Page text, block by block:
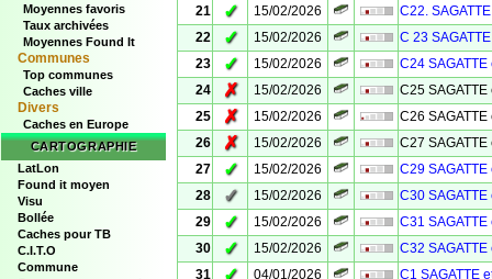
Moyennes favoris
Taux archivées
Moyennes Found It
Communes
Top communes
Caches ville
Divers
Caches en Europe
CARTOGRAPHIE
LatLon
Found it moyen
Visu
Bollée
Caches pour TB
C.I.T.O
Commune
21
✓ 15/02/2026
C22.
22
✓ 15/02/2026
C 23
23
✓ 15/02/2026
C24 SAGATTE
24
✗ 15/02/2026
C25 SAGATTE
25
✗ 15/02/2026
C26 SAGATTE
26
✗ 15/02/2026
C27 SAGATTE
27
✓ 15/02/2026
C29 SAGATTE
28
✓ 15/02/2026
C30 SAGATTE
29
✓ 15/02/2026
C31 SAGATTE
30
✓ 15/02/2026
C32 SAGATTE
31
04/01/2026
C1 SAGATTE